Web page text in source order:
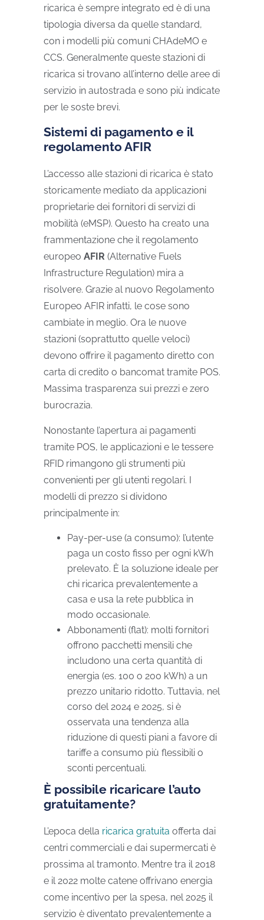
ricarica è sempre integrato ed è di una
tipologia diversa da quelle standard,
con i modelli più comuni CHAdeMO e
CCS. Generalmente queste stazioni di
ricarica si trovano all’interno delle aree di
servizio in autostrada e sono più indicate
per le soste brevi.
Sistemi di pagamento e il
regolamento AFIR
L’accesso alle stazioni di ricarica è stato
storicamente mediato da applicazioni
proprietarie dei fornitori di servizi di
mobilità (eMSP). Questo ha creato una
frammentazione che il regolamento
europeo AFIR (Alternative Fuels
Infrastructure Regulation) mira a
risolvere. Grazie al nuovo Regolamento
Europeo AFIR infatti, le cose sono
cambiate in meglio. Ora le nuove
stazioni (soprattutto quelle veloci)
devono offrire il pagamento diretto con
carta di credito o bancomat tramite POS.
Massima trasparenza sui prezzi e zero
burocrazia.
Nonostante l’apertura ai pagamenti
tramite POS, le applicazioni e le tessere
RFID rimangono gli strumenti più
convenienti per gli utenti regolari. I
modelli di prezzo si dividono
principalmente in:
Pay-per-use (a consumo): l’utente
paga un costo fisso per ogni kWh
prelevato. È la soluzione ideale per
chi ricarica prevalentemente a
casa e usa la rete pubblica in
modo occasionale.
Abbonamenti (flat): molti fornitori
offrono pacchetti mensili che
includono una certa quantità di
energia (es. 100 o 200 kWh) a un
prezzo unitario ridotto. Tuttavia, nel
corso del 2024 e 2025, si è
osservata una tendenza alla
riduzione di questi piani a favore di
tariffe a consumo più flessibili o
sconti percentuali.
È possibile ricaricare l’auto
gratuitamente?
L’epoca della ricarica gratuita offerta dai
centri commerciali e dai supermercati è
prossima al tramonto. Mentre tra il 2018
e il 2022 molte catene offrivano energia
come incentivo per la spesa, nel 2025 il
servizio è diventato prevalentemente a